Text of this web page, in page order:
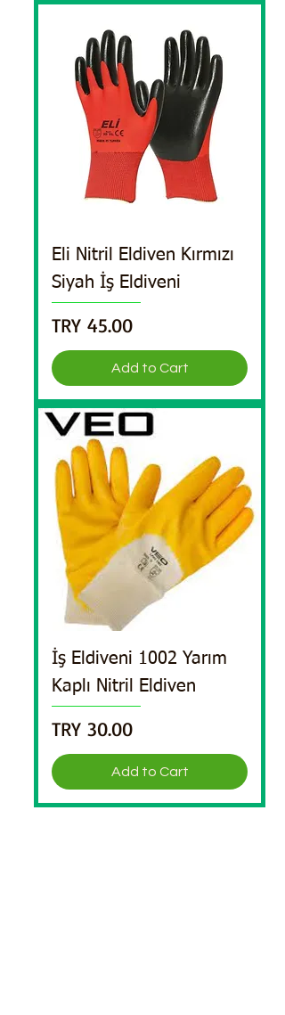
Eli Nitril Eldiven Kırmızı
Siyah İş Eldiveni
Price
TRY 45.00
Add to Cart
İş Eldiveni 1002 Yarım
Kaplı Nitril Eldiven
Price
TRY 30.00
Add to Cart